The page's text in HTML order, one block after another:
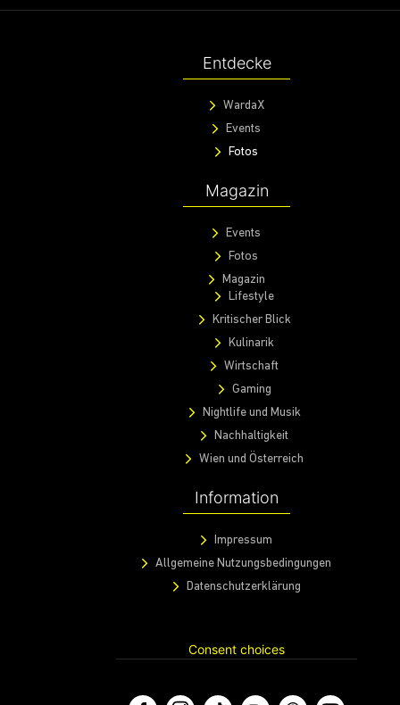
Entdecke
WardaX
Events
Fotos
Magazin
Events
Fotos
Magazin
Lifestyle
Kritischer Blick
Kulinarik
Wirtschaft
Gaming
Nightlife und Musik
Nachhaltigkeit
Wien und Österreich
Information
Impressum
Allgemeine Nutzungsbedingungen
Datenschutzerklärung
Consent choices